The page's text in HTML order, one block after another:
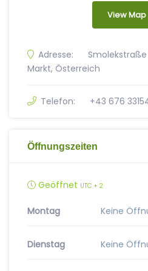
View Map
Adresse:
Markt, Österreich
Telefon: +43 676
Öffnungszeiten
Geöffnet UTC + 2
Montag Keine
Dienstag Keine